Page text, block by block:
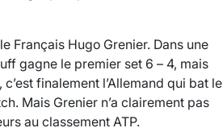
Français Hugo Grenier. Dans une
gagne le premier set 6 – 4, mais
finalement l’Allemand qui bat le
Mais Grenier n’a clairement pas
au classement ATP.